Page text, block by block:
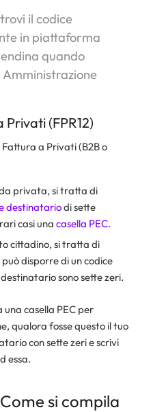
il codice
in piattaforma
quando
Amministrazione
(FPR12)
a Privati (B2B o
privata, si tratta di
destinatariodi sette
casi una casella PEC.
cittadino, si tratta di
disporre di un codice
sono sette zeri.
casella PEC per
qualora fosse questo il tuo
con sette zeri e scrivi
essa.
si compila